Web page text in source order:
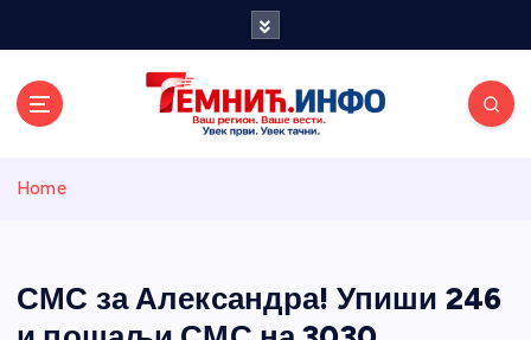
Home
СМС за Александра! Упиши 246